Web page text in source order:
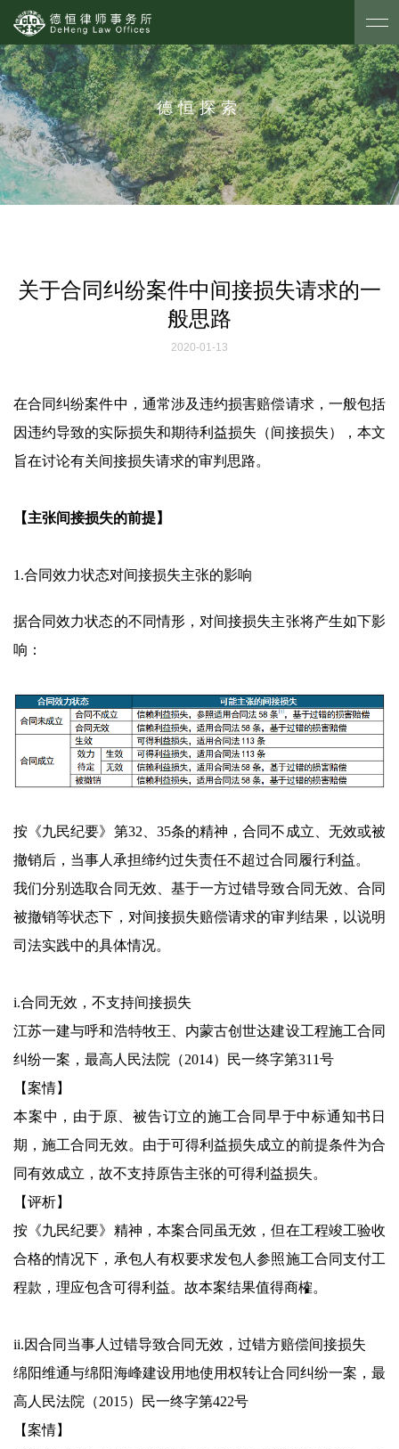
德恒探索
关于合同纠纷案件中间接损失请求的一
般思路
2020-01-13
在合同纠纷案件中，通常涉及违约损害赔偿请求，一般包括
因违约导致的实际损失和期待利益损失（间接损失），本文
旨在讨论有关间接损失请求的审判思路。
【主张间接损失的前提】
1.合同效力状态对间接损失主张的影响
据合同效力状态的不同情形，对间接损失主张将产生如下影
响：
按《九民纪要》第32、35条的精神，合同不成立、无效或被
撤销后，当事人承担缔约过失责任不超过合同履行利益。
我们分别选取合同无效、基于一方过错导致合同无效、合同
被撤销等状态下，对间接损失赔偿请求的审判结果，以说明
司法实践中的具体情况。
i.合同无效，不支持间接损失
江苏一建与呼和浩特牧王、内蒙古创世达建设工程施工合同
纠纷一案，最高人民法院（2014）民一终字第311号
【案情】
本案中，由于原、被告订立的施工合同早于中标通知书日
期，施工合同无效。由于可得利益损失成立的前提条件为合
同有效成立，故不支持原告主张的可得利益损失。
【评析】
按《九民纪要》精神，本案合同虽无效，但在工程竣工验收
合格的情况下，承包人有权要求发包人参照施工合同支付工
程款，理应包含可得利益。故本案结果值得商榷。
ii.因合同当事人过错导致合同无效，过错方赔偿间接损失
绵阳维通与绵阳海峰建设用地使用权转让合同纠纷一案，最
高人民法院（2015）民一终字第422号
【案情】